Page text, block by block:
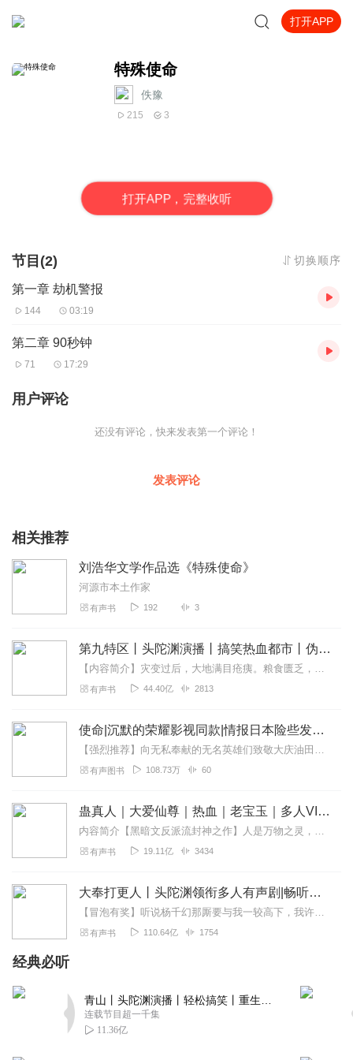
打开APP
特殊使命
佚豫
215 3
打开APP，完整收听
节目(2) 切换顺序
第一章 劫机警报
144 03:19
第二章 90秒钟
71 17:29
用户评论
还没有评论，快来发表第一个评论！
发表评论
相关推荐
刘浩华文学作品选《特殊使命》
河源市本土作家
有声书 192 3
第九特区丨头陀渊演播丨搞笑热血都市丨伪戒丨VIP免费多人有声剧
【内容简介】灾变过后，大地满目疮痍。粮食匮乏，资源紧俏，局势混乱……一位从待规划区杀出来的青年，背对着漫天黄沙，孤身来到九区谋生，却不曾想偶然结识三五好友，一念...
有声书 44.40亿 2813
使命|沉默的荣耀影视同款|情报日本险些发现大庆油田
【强烈推荐】向无私奉献的无名英雄们致敬大庆油田险些被发现，决胜抗日战场！【内容介绍】讲述台湾青年李哲夫如何将台湾的命运和祖国大陆的抗战紧密相连，并以此为毕生之使...
有声图书 108.73万 60
蛊真人｜大爱仙尊｜热血｜老宝玉｜多人VIP免费有声剧
内容简介【黑暗文反派流封神之作】人是万物之灵，蛊是天地真精。一个穿越者不断重生的故事。一个养蛊、炼蛊、用蛊的奇特世界。配音组（男角色）老宝玉旁白...
有声书 19.11亿 3434
大奉打更人丨头陀渊领衔多人有声剧|畅听全集|王鹤棣、田曦薇主演影视剧原著|卖报小郎君
【冒泡有奖】听说杨千幻那厮要与我一较高下，我许七安要开始装叉了！快进入声音播放页戳下方输入框，冒个泡偷偷告诉我，我要用哪些诗词才能胜过他？说得好的，有赏！202...
有声书 110.64亿 1754
经典必听
连载节目超一千集
11.36亿